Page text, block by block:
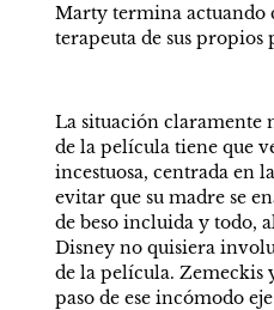
Marty termina actuando
terapeuta de sus propios
La situación claramente
de la película tiene que
incestuosa, centrada en
evitar que su madre se
de beso incluida y todo,
Disney no quisiera
de la película. Zemeckis
paso de ese incómodo